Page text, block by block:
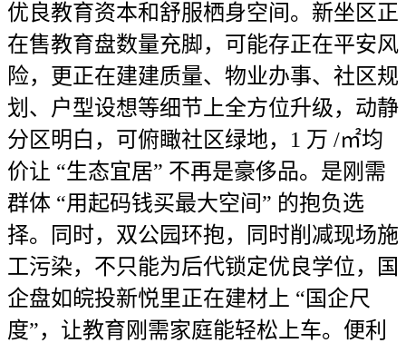
优良教育资本和舒服栖身空间。新坐区正
在售教育盘数量充脚，可能存正在平安风
险，更正在建建质量、物业办事、社区规
划、户型设想等细节上全方位升级，动静
分区明白，可俯瞰社区绿地，1 万 /㎡均
价让 “生态宜居” 不再是豪侈品。是刚需
群体 “用起码钱买最大空间” 的抱负选
择。同时，双公园环抱，同时削减现场施
工污染，不只能为后代锁定优良学位，国
企盘如皖投新悦里正在建材上 “国企尺
度”，让教育刚需家庭能轻松上车。便利